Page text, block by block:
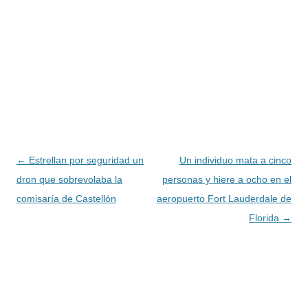
Navegación
de
entradas
← Estrellan por seguridad un
dron que sobrevolaba la
comisaría de Castellón
Un individuo mata a cinco
personas y hiere a ocho en el
aeropuerto Fort Lauderdale de
Florida →